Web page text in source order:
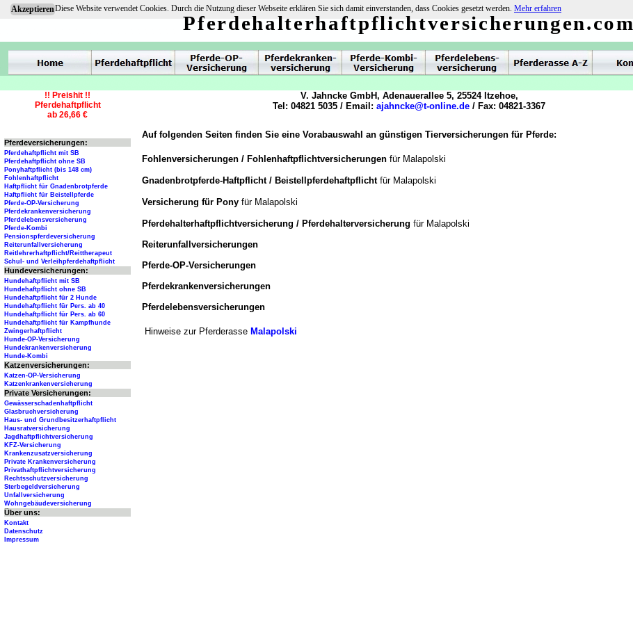
AkzeptierenDiese Website verwendet Cookies. Durch die Nutzung dieser Webseite erklären Sie sich damit einverstanden, dass Cookies gesetzt werden. Mehr erfahren
Auf folgenden Seiten finden Sie eine Vorabauswahl an günstigen Tierversicherungen für Pferde:
Fohlenversicherungen / Fohlenhaftpflichtversicherungen für Malapolski
Gnadenbrotpferde-Haftpflicht / Beistellpferdehaftpflichtfür Malapolski
Versicherung für Pony für Malapolski
Pferdehalterhaftpflichtversicherung / Pferdehalterversicherung für Malapolski
Reiterunfallversicherungen
Pferde-OP-Versicherungen
Pferdekrankenversicherungen
Pferdelebensversicherungen
Hinweise zur Pferderasse Malapolski
Pferdehalterhaftpflichtversicherungen.com
V. Jahncke GmbH, Adenauerallee 5, 25524 Itzehoe,
Tel: 04821 5035 / Email: ajahncke@t-online.de / Fax: 04821-3367
!! Preishit !!
Pferdehaftpflicht
ab 26,66 €
Pferdeversicherungen:
Pferdehaftpflicht mit SB
Pferdehaftpflicht ohne SB
Ponyhaftpflicht (bis 148 cm)
Fohlenhaftpflicht
Haftpflicht für Gnadenbrotpferde
Haftpflicht für Beistellpferde
Pferde-OP-Versicherung
Pferdekrankenversicherung
Pferdelebensversicherung
Pferde-Kombi
Pensionspferdeversicherung
Reiterunfallversicherung
Reitlehrerhaftpflicht/Reittherapeut
Schul- und Verleihpferdehaftpflicht
Hundeversicherungen:
Hundehaftpflicht mit SB
Hundehaftpflicht ohne SB
Hundehaftpflicht für 2 Hunde
Hundehaftpflicht für Pers. ab 40
Hundehaftpflicht für Pers. ab 60
Hundehaftpflicht für Kampfhunde
Zwingerhaftpflicht
Hunde-OP-Versicherung
Hundekrankenversicherung
Hunde-Kombi
Katzenversicherungen:
Katzen-OP-Versicherung
Katzenkrankenversicherung
Private Versicherungen:
Gewässerschadenhaftpflicht
Glasbruchversicherung
Haus- und Grundbesitzerhaftpflicht
Hausratversicherung
Jagdhaftpflichtversicherung
KFZ-Versicherung
Krankenzusatzversicherung
Private Krankenversicherung
Privathaftpflichtversicherung
Rechtsschutzversicherung
Sterbegeldversicherung
Unfallversicherung
Wohngebäudeversicherung
Über uns:
Kontakt
Datenschutz
Impressum